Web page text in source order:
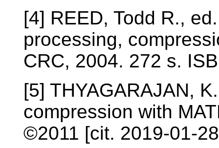
[4] REED, Todd R.,
processing,
CRC, 2004. 272 s.
[5] THYAGARAJAN,
compression with
©2011 [cit. 2019-01-